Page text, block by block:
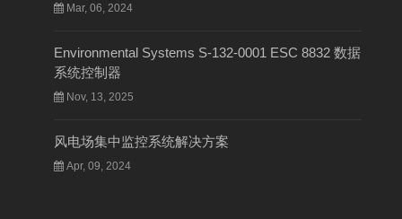
Mar, 06, 2024
Environmental Systems S-132-0001 ESC 8832 数据
系统控制器
Nov, 13, 2025
风电场集中监控系统解决方案
Apr, 09, 2024